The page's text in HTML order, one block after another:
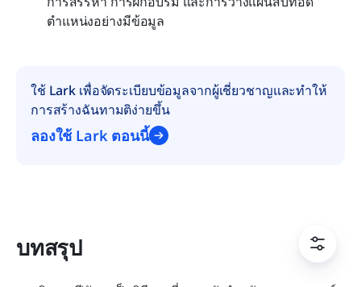
ตำแหน่งอย่างมีข้อมูล
ใช้ Lark เพื่อจัดระเบียบข้อมูลจากผู้เชี่ยวชาญและทำให้
การสร้างฉันทามติง่ายขึ้น
ลองใช้ Lark ตอนนี้
บทสรุป